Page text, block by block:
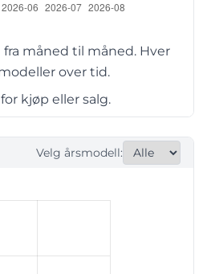
måned til måned. Hver
over tid.
kjøp eller salg.
Velg årsmodell: